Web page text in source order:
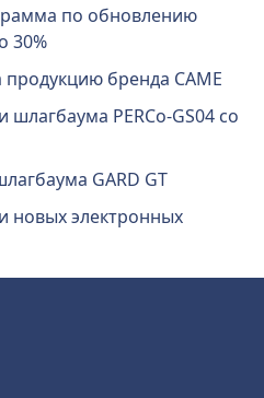
по обновлению
30%
бренда CAME
PERCo-GS04 со
GARD GT
новых электронных